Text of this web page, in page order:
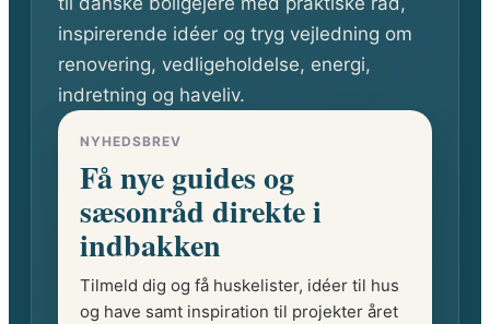
inspirerende idéer og tryg vejledning om
renovering, vedligeholdelse, energi,
indretning og haveliv.
NYHEDSBREV
Få nye guides og
sæsonråd direkte i
indbakken
Tilmeld dig og få huskelister, idéer til hus
og have samt inspiration til projekter året